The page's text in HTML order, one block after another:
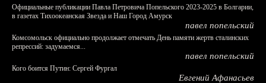
Официальные публикации Павла Петровича Попельского 2023-2025 в Болгарии,
в газетах Тихоокеанская Звезда и Наш Город Амурск
павел попельский
Комсомольск официально продолжает отмечать День памяти жертв сталинских
репрессий: задумаемся...
павел попельский
Кого боится Путин: Сергей Фургал
Евгений Афанасьев